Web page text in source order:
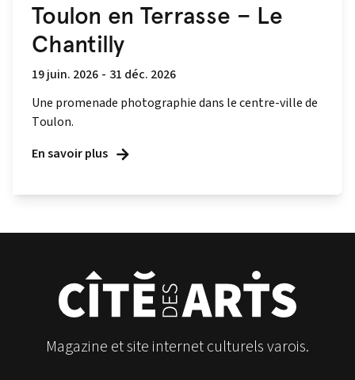
Toulon en Terrasse – Le
Chantilly
19 juin. 2026 - 31 déc. 2026
Une promenade photographie dans le centre-ville de
Toulon.
En savoir plus
Magazine et site internet culturels varois.